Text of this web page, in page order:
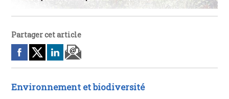
Partager cet article
Environnement et biodiversité